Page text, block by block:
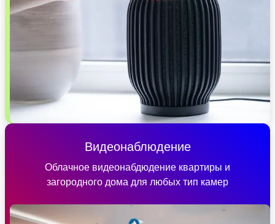
Видеонаблюдение
Облачное видеонабдюдение квартиры и
загородного дома для любых тип камер